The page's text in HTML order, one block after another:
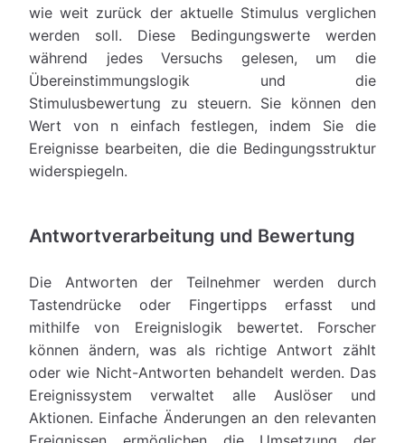
wie weit zurück der aktuelle Stimulus verglichen
werden soll. Diese Bedingungswerte werden
während jedes Versuchs gelesen, um die
Übereinstimmungslogik und die
Stimulusbewertung zu steuern. Sie können den
Wert von n einfach festlegen, indem Sie die
Ereignisse bearbeiten, die die Bedingungsstruktur
widerspiegeln.
Antwortverarbeitung und Bewertung
Die Antworten der Teilnehmer werden durch
Tastendrücke oder Fingertipps erfasst und
mithilfe von Ereignislogik bewertet. Forscher
können ändern, was als richtige Antwort zählt
oder wie Nicht-Antworten behandelt werden. Das
Ereignissystem verwaltet alle Auslöser und
Aktionen. Einfache Änderungen an den relevanten